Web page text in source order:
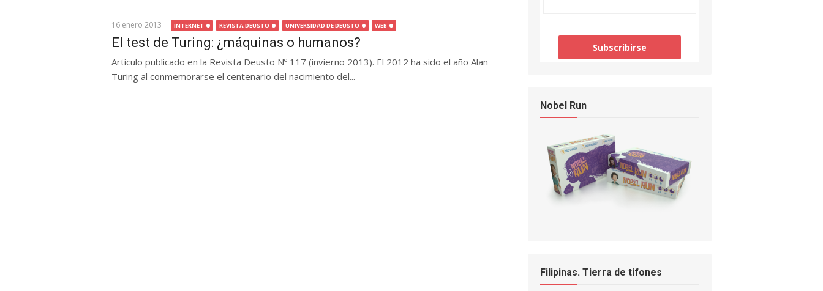
16 enero 2013 INTERNET REVISTA DEUSTO UNIVERSIDAD DE DEUSTO WEB
El test de Turing: ¿máquinas o humanos?
Artículo publicado en la Revista Deusto Nº 117 (invierno 2013). El 2012 ha sido el año Alan
Turing al conmemorarse el centenario del nacimiento del...
Nobel Run
Filipinas. Tierra de tifones